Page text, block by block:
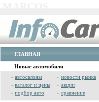
ГЛАВНАЯ
Новые автомобили
» автосалоны » новости рынка
» каталог и цены » акции
» подбор авто » сравнение